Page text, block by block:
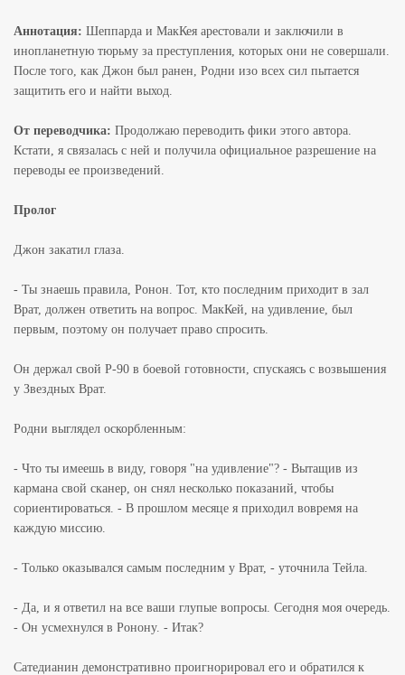
Аннотация: Шеппарда и МакКея арестовали и заключили в
инопланетную тюрьму за преступления, которых они не совершали.
После того, как Джон был ранен, Родни изо всех сил пытается
защитить его и найти выход.
От переводчика: Продолжаю переводить фики этого автора.
Кстати, я связалась с ней и получила официальное разрешение на
переводы ее произведений.
Пролог
Джон закатил глаза.
- Ты знаешь правила, Ронон. Тот, кто последним приходит в зал
Врат, должен ответить на вопрос. МакКей, на удивление, был
первым, поэтому он получает право спросить.
Он держал свой P-90 в боевой готовности, спускаясь с возвышения
у Звездных Врат.
Родни выглядел оскорбленным:
- Что ты имеешь в виду, говоря "на удивление"? - Вытащив из
кармана свой сканер, он снял несколько показаний, чтобы
сориентироваться. - В прошлом месяце я приходил вовремя на
каждую миссию.
- Только оказывался самым последним у Врат, - уточнила Тейла.
- Да, и я ответил на все ваши глупые вопросы. Сегодня моя очередь.
- Он усмехнулся в Ронону. - Итак?
Сатедианин демонстративно проигнорировал его и обратился к